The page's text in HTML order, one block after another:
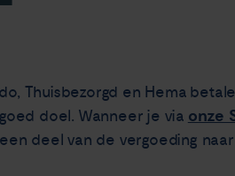
Thuisbezorgd en Hema
doel. Wanneer je via onze
deel van de vergoeding